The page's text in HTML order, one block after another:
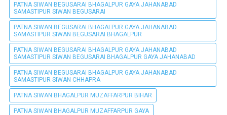
PATNA SIWAN BEGUSARAI BHAGALPUR GAYA JAHANABAD
SAMASTIPUR SIWAN BEGUSARAI
PATNA SIWAN BEGUSARAI BHAGALPUR GAYA JAHANABAD
SAMASTIPUR SIWAN BEGUSARAI BHAGALPUR
PATNA SIWAN BEGUSARAI BHAGALPUR GAYA JAHANABAD
SAMASTIPUR SIWAN BEGUSARAI BHAGALPUR GAYA JAHANABAD
PATNA SIWAN BEGUSARAI BHAGALPUR GAYA JAHANABAD
SAMASTIPUR SIWAN CHHAPRA
PATNA SIWAN BHAGALPUR MUZAFFARPUR BIHAR
PATNA SIWAN BHAGALPUR MUZAFFARPUR GAYA